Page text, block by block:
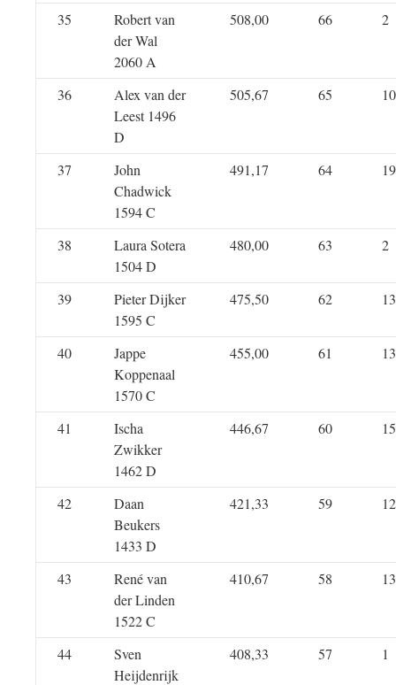
35
Robert van
der Wal
2060 A
508,00 66 2
36
Alex van der
Leest 1496
D
505,67 65 10
37
John
Chadwick
1594 C
491,17 64 19
38
Laura Sotera
1504 D
480,00 63 2
39
Pieter Dijker
1595 C
475,50 62 13
40
Jappe
Koppenaal
1570 C
455,00 61 13
41
Ischa
Zwikker
1462 D
446,67 60 15
42
Daan
Beukers
1433 D
421,33 59 12
43
René van
der Linden
1522 C
410,67 58 13
44
Sven
Heijdenrijk
408,33 57 1